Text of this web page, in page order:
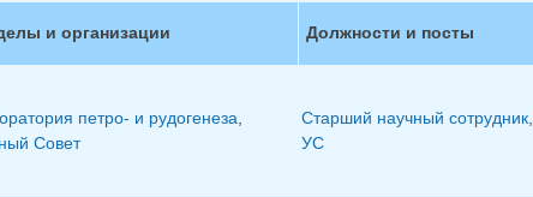
и организации Должности и посты
петро- и рудогенеза,
Совет
Старший научный сотрудник,
УС